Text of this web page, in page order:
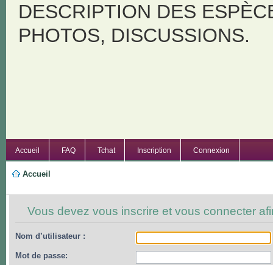
DESCRIPTION DES
PHOTOS, DISCUSSIONS.
Accueil FAQ Tchat Inscription Connexion
Accueil
Vous devez vous inscrire et vous connecter
Nom d’utilisateur :
Mot de passe: